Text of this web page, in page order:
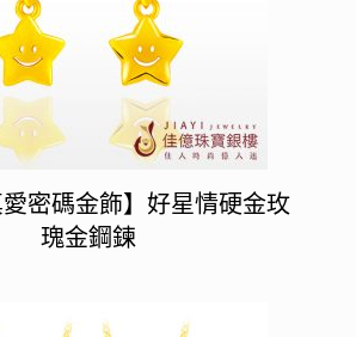
愛密碼金飾】好星情硬金玫
瑰金鋼鍊